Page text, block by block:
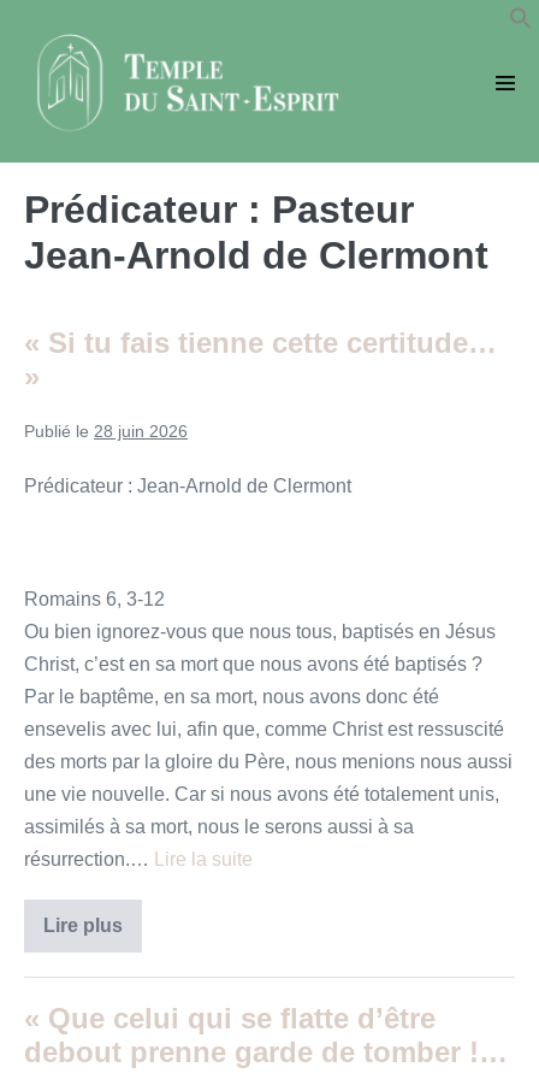
contenu
Prédicateur : Pasteur
Jean-Arnold de Clermont
« Si tu fais tienne cette certitude…
»
Publié le 28 juin 2026
Prédicateur : Jean-Arnold de Clermont
Romains 6, 3-12
Ou bien ignorez-vous que nous tous, baptisés en Jésus
Christ, c’est en sa mort que nous avons été baptisés ?
Par le baptême, en sa mort, nous avons donc été
ensevelis avec lui, afin que, comme Christ est ressuscité
des morts par la gloire du Père, nous menions nous aussi
une vie nouvelle. Car si nous avons été totalement unis,
assimilés à sa mort, nous le serons aussi à sa
résurrection.…
Lire la suite
Lire plus«
fais
cette
certitude…
« Que celui qui se flatte d’être
debout prenne garde de tomber !…